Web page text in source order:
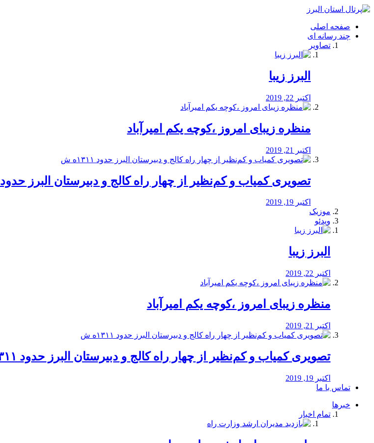
فصد
شرق
تهران
خشکشویی
صفحه اصلی
چند رسانه ای
تصاویر
البرز زیبا
اکتبر 22, 2019
منظره‌‌ زیبای امروز ،کوچه یکم امیرآباد
اکتبر 21, 2019
️تصویری کمیاب و کم‌نظیر از چهار راه كالج و دبيرستان البرز حدود ۱۳۱۱ه ش
اکتبر 19, 2019
موزیک
ویدئو
البرز زیبا
اکتبر 22, 2019
منظره‌‌ زیبای امروز ،کوچه یکم امیرآباد
اکتبر 21, 2019
️تصویری کمیاب و کم‌نظیر از چهار راه كالج و دبيرستان البرز حدود ۱۳۱۱ه ش
اکتبر 19, 2019
تماس با ما
خبرها
تمام اخبار